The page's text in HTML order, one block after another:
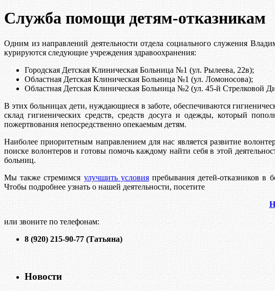
Служба помощи детям-отказникам
Одним из направлений деятельности отдела социального служения
курируются следующие учреждения здравоохранения:
Городская Детская Клиническая Больница №1 (ул. Рылеева, 22в);
Областная Детская Клиническая Больница №1 (ул. Ломоносова);
Областная Детская Клиническая Больница №2 (ул. 45-й Стрелковой
В этих больницах дети, нуждающиеся в заботе, обеспечиваются
склад гигиенических средств, средств досуга и одежды, который
пожертвования непосредственно опекаемым детям.
Наиболее приоритетным направлением для нас является развитие
поиске волонтеров и готовы помочь каждому найти себя в этой
больниц.
Мы также стремимся улучшить условияпребывания детей-отказников в
Чтобы подробнее узнать о нашей деятельности, посетите
или звоните по телефонам:
8 (920) 215-90-77 (Татьяна)
Новости